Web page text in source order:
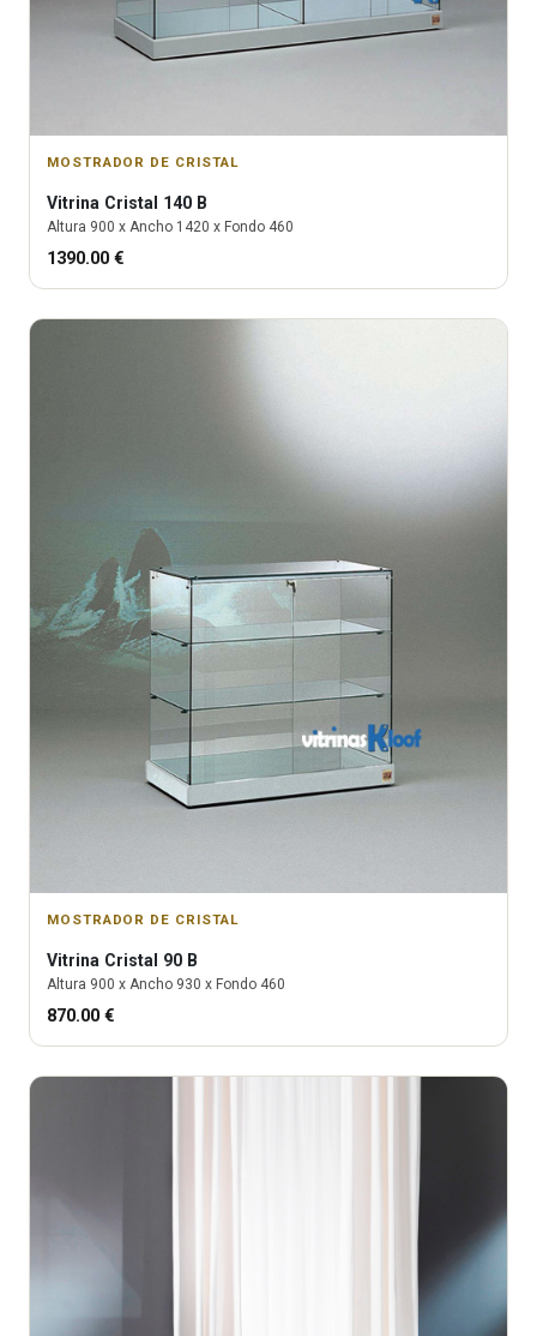
MOSTRADOR DE CRISTAL
Vitrina Cristal 140 B
Altura 900 x Ancho 1420 x Fondo 460
1390.00 €
MOSTRADOR DE CRISTAL
Vitrina Cristal 90 B
Altura 900 x Ancho 930 x Fondo 460
870.00 €